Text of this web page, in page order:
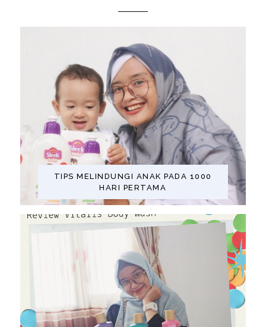
TIPS MELINDUNGI ANAK PADA 1000
HARI PERTAMA